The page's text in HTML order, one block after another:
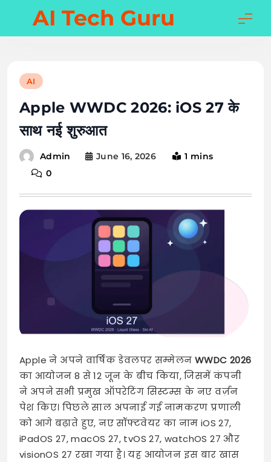
content
AI Tech Guru
AI
Apple WWDC 2026: iOS 27 के
साथ नई शुरुआत
Admin June 16, 2026
1 mins
0
Apple ने अपने वार्षिक डेवलपर सम्मेलन WWDC 2026
का आयोजन 8 से 12 जून के बीच किया, जिसमें कंपनी
ने अपने सभी प्रमुख ऑपरेटिंग सिस्टम्स के नए वर्ज़न
पेश किए। पिछले साल अपनाई गई नामकरण प्रणाली
को आगे बढ़ाते हुए, नए सॉफ्टवेयर का नाम iOS 27,
iPadOS 27, macOS 27, tvOS 27, watchOS 27 और
visionOS 27 रखा गया है। यह आयोजन इस बार खास